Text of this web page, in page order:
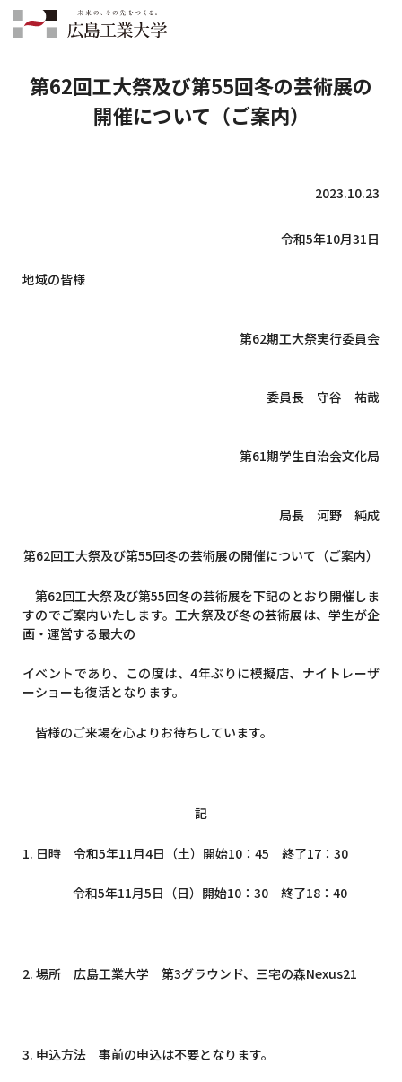
HOME INFORMATION
第62回工大祭及び第55回冬の芸術展の開催について（ご案内）
第62回工大祭及び第55回冬の芸術展の
開催について（ご案内）
2023.10.23
令和5年10月31日
地域の皆様
第62期工大祭実行委員会
委員長 守谷 祐哉
第61期学生自治会文化局
局長 河野 純成
第62回工大祭及び第55回冬の芸術展の開催について（ご案内）
第62回工大祭及び第55回冬の芸術展を下記のとおり開催しま
すのでご案内いたします。工大祭及び冬の芸術展は、学生が企
画・運営する最大の
イベントであり、この度は、4年ぶりに模擬店、ナイトレーザ
ーショーも復活となります。
皆様のご来場を心よりお待ちしています。
記
1. 日時 令和5年11月4日（土）開始10：45 終了17：30
令和5年11月5日（日）開始10 ：30 終了18 ：40
2. 場所 広島工業大学 第3グラウンド、三宅の森Nexus21
3. 申込方法 事前の申込は不要となります。